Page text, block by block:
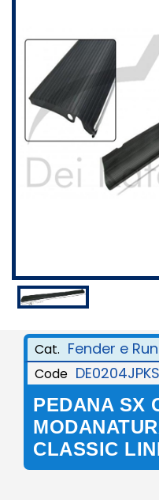
Cat. Fender e
Code DE0204JPKS
PEDANA SX
CLASSIC